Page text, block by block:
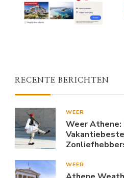
RECENTE BERICHTEN
WEER
Weer
WEER